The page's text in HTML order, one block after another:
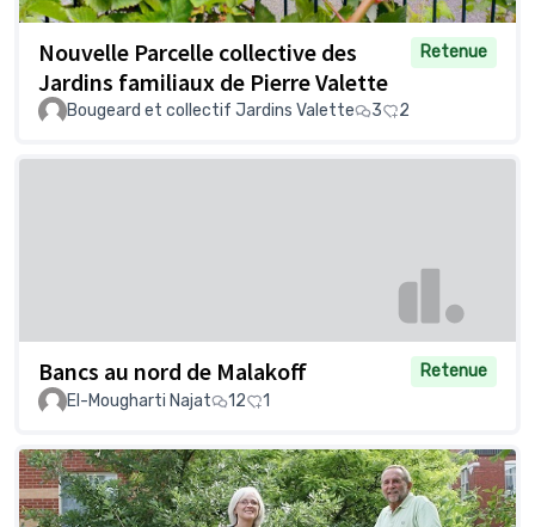
Nouvelle Parcelle collective des
Jardins familiaux de Pierre Valette
Retenue
Bougeard et collectif Jardins Valette 3 2
Bancs au nord de Malakoff
Retenue
El-Mougharti Najat
12 1